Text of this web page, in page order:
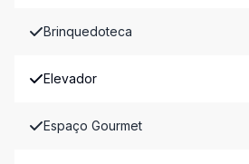
Brinquedoteca
Elevador
Espaço Gourmet